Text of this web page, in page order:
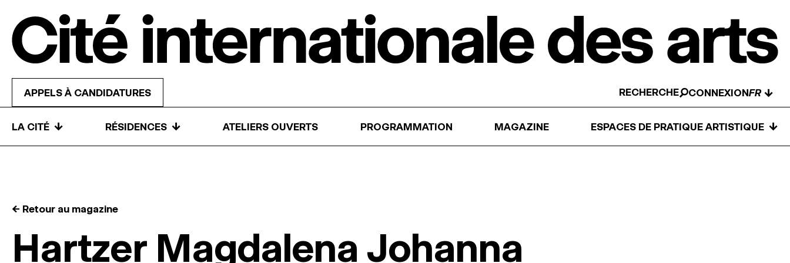
APPELS À CANDIDATURES RECHERCHE CONNEXION ↓
LA CITÉ ↓ RÉSIDENCES ↓ ATELIERS OUVERTS PROGRAMMATION MAGAZINE ESPACES DE PRATIQUE ARTISTIQUE ↓
← Retour au magazine
Hartzer Magdalena Johanna